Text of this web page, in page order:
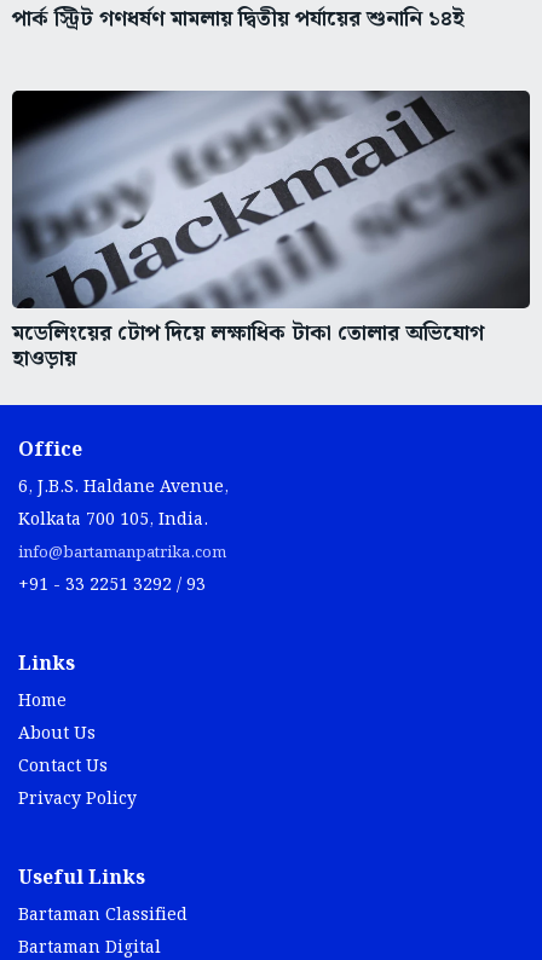
পার্ক স্ট্রিট গণধর্ষণ মামলায় দ্বিতীয় পর্যায়ের শুনানি ১৪ই
মডেলিংয়ের টোপ দিয়ে লক্ষাধিক টাকা তোলার অভিযোগ
হাওড়ায়
Office
6, J.B.S. Haldane Avenue,
Kolkata 700 105, India.
info@bartamanpatrika.com
+91 - 33 2251 3292 / 93
Links
Home
About Us
Contact Us
Privacy Policy
Useful Links
Bartaman Classified
Bartaman Digital